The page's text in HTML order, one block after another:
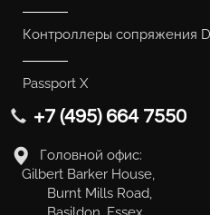
Контроллеры сопряжения
Passport X
+7 (495) 664 7550
Головной офис:
Gilbert Barker House,
Burnt Mills Road,